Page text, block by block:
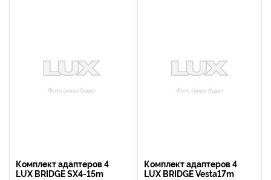
Комплект адаптеров 4
LUX BRIDGE SX4-15m
Комплект адаптеров 4
LUX BRIDGE Vesta17m